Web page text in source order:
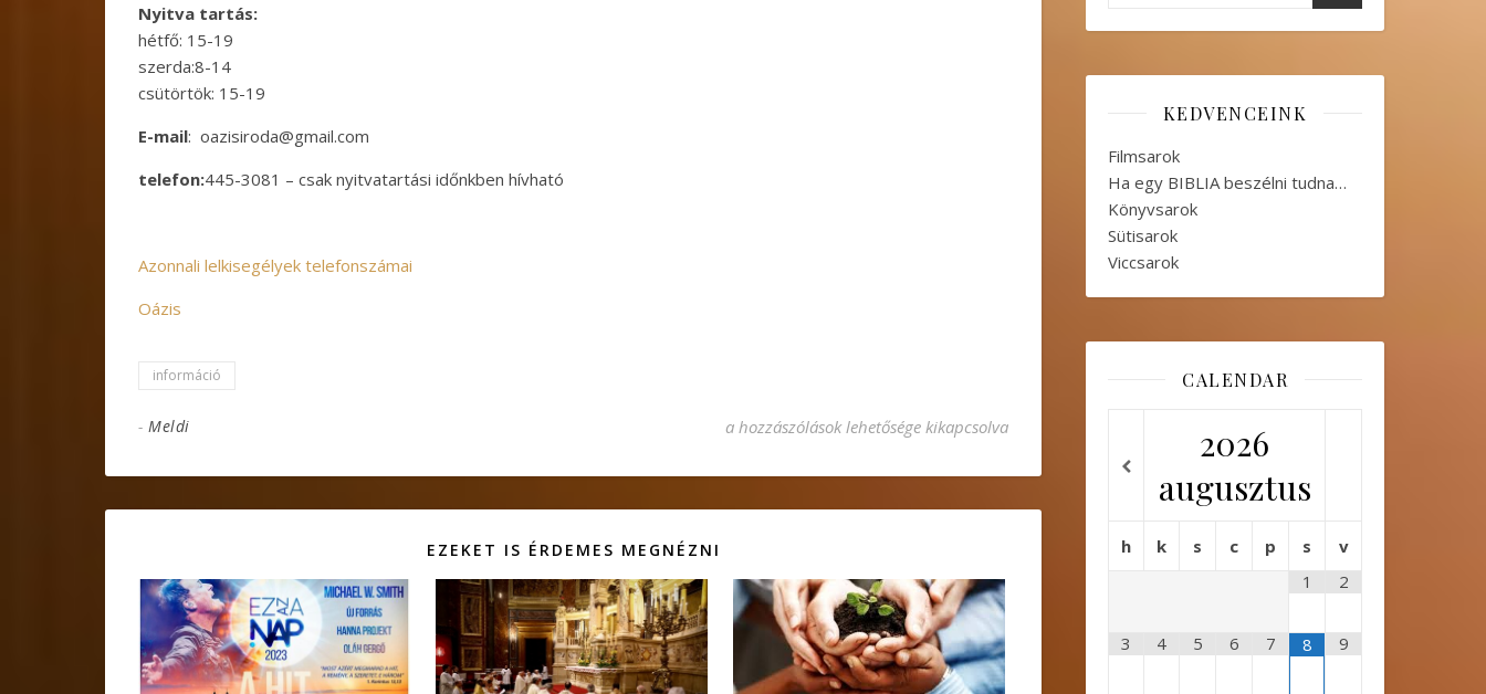
Nyitva tartás:
hétfő: 15-19
szerda:8-14
csütörtök: 15-19
E-mail: oazisiroda@gmail.com
telefon:445-3081 – csak nyitvatartási időnkben hívható
Azonnali lelkisegélyek telefonszámai
Oázis
információ
- Meldi Oázis, ahol meghallgatnak bejegyzéshez
a hozzászólások lehetősége kikapcsolva
EZEKET IS ÉRDEMES MEGNÉZNI
KEDVENCEINK
Filmsarok
Ha egy BIBLIA beszélni tudna…
Könyvsarok
Sütisarok
Viccsarok
CALENDAR
2026
augusztus
h k s c p s
v
1
2
3 4 5 6 7 8 9